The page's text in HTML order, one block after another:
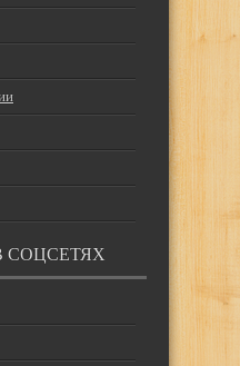
СОЦСЕТЯХ